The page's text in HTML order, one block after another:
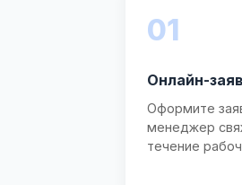
01
Онлайн-
Оформите
менеджер
течение